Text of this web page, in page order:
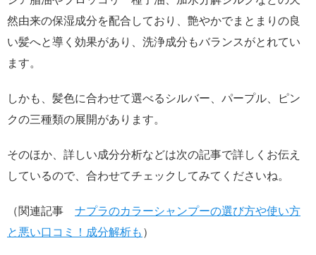
然由来の保湿成分を配合しており、艶やかでまとまりの良
い髪へと導く効果があり、洗浄成分もバランスがとれてい
ます。
しかも、髪色に合わせて選べるシルバー、パープル、ピン
クの三種類の展開があります。
そのほか、詳しい成分分析などは次の記事で詳しくお伝え
しているので、合わせてチェックしてみてくださいね。
（関連記事 ナプラのカラーシャンプーの選び方や使い方
と悪い口コミ！成分解析も ）